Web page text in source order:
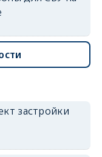
застройки